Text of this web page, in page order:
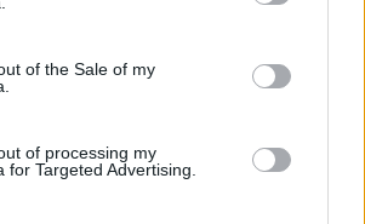
to Google and its third-party tags to
specified purposes in below Google
of the Sale of my
of processing my
for Targeted Advertising.
κ.λπ.) με την καινοφανή
για θετική και
υπέρβαση
και πολιτιστικών